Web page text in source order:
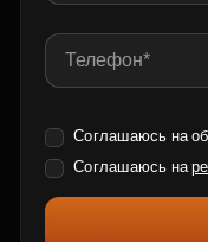
Соглашаюсь на
Соглашаюсь на